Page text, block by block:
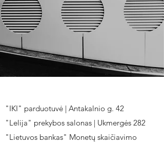
"IKI" parduotuvė | Antakalnio g. 42
"Lelija" prekybos salonas | Ukmergės 282
"Lietuvos bankas" Monetų skaičiavimo